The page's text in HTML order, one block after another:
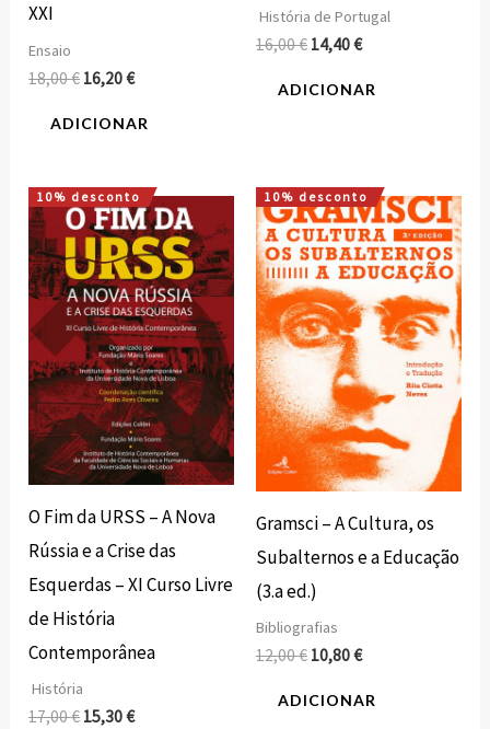
XXI
Ensaio
18,00€ 16,20€
ADICIONAR
História de Portugal
16,00€ 14,40€
ADICIONAR
10% desconto
O Fim da URSS – A Nova
Rússia e a Crise das
Esquerdas – XI Curso Livre
de História
Contemporânea
História
17,00€
O
preço
original
era:
17,00 €.
15,30€
O
preço
atual
é:
15,30 €.
10% desconto
Gramsci – A Cultura, os
Subalternos e a Educação
(3.a ed.)
Bibliografias
12,00€
O
preço
original
era:
12,00 €.
10,80€
O
preço
atual
é:
10,80 €.
ADICIONAR